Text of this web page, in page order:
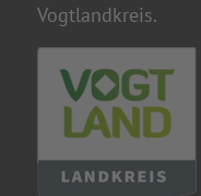
Vogtlandkreis.